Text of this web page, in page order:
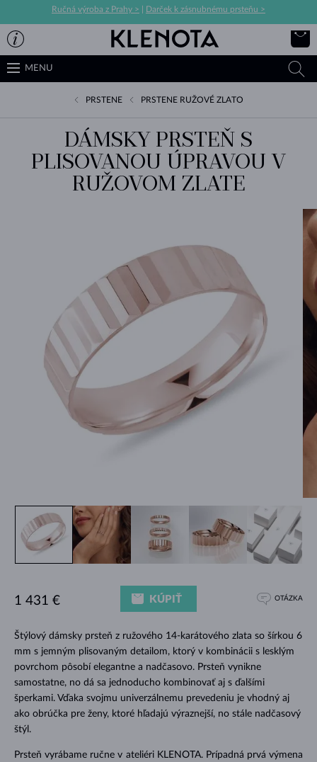
Ručná výroba z Prahy > Darček k zásnubnému prsteňu >
MENU
PRSTENE PRSTENE RUŽOVÉ ZLATO
DÁMSKY PRSTEŇ S
PLISOVANOU ÚPRAVOU V
RUŽOVOM ZLATE
Štýlový dámsky prsteň z ružového 14-karátového zlata so šírkou 6
mm s jemným plisovaným detailom, ktorý v kombinácii s lesklým
povrchom pôsobí elegantne a nadčasovo. Prsteň vynikne
samostatne, no dá sa jednoducho kombinovať aj s ďalšími
šperkami. Vďaka svojmu univerzálnemu prevedeniu je vhodný aj
ako obrúčka pre ženy, ktoré hľadajú výraznejší, no stále nadčasový
štýl.
Prsteň vyrábame ručne v ateliéri KLENOTA. Prípadná prvá výmena
1 431 € KÚPIŤ OTÁZKA